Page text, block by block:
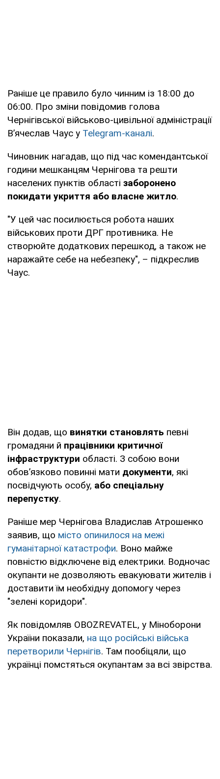
Раніше це правило було чинним із 18:00 до
06:00. Про зміни повідомив голова
Чернігівської військово-цивільної адміністрації
В’ячеслав Чаус у Telegram-каналі.
Чиновник нагадав, що під час комендантської
години мешканцям Чернігова та решти
населених пунктів області заборонено
покидати укриття або власне житло.
"У цей час посилюється робота наших
військових проти ДРГ противника. Не
створюйте додаткових перешкод, а також не
наражайте себе на небезпеку", – підкреслив
Чаус.
Він додав, що винятки становлять певні
громадяни й працівники критичної
інфраструктури області. З собою вони
обов’язково повинні мати документи, які
посвідчують особу, або спеціальну
перепустку.
Раніше мер Чернігова Владислав Атрошенко
заявив, що місто опинилося на межі
гуманітарної катастрофи. Воно майже
повністю відключене від електрики. Водночас
окупанти не дозволяють евакуювати жителів і
доставити їм необхідну допомогу через
"зелені коридори".
Як повідомляв OBOZREVATEL, у Міноборони
України показали, на що російські війська
перетворили Чернігів. Там пообіцяли, що
українці помстяться окупантам за всі звірства.